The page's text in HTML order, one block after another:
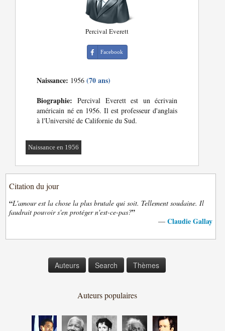
Percival Everett
Facebook
Naissance: 1956(70 ans)
Biographie: Percival Everett est un écrivain
américain né en 1956. Il est professeur d'anglais
à l'Université de Californie du Sud.
Naissance en 1956
Citation du jour
“L'amour est la chose la plus brutale qui soit. Tellement soudaine. Il
faudrait pouvoir s'en protéger n'est-ce-pas?”
— Claudie Gallay
Auteurs Search Thèmes
Auteurs populaires